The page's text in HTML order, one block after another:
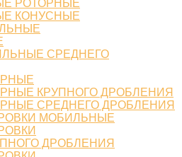
РОТОРНЫЕ
КОНУСНЫЕ
СРЕДНЕГО
КРУПНОГО ДРОБЛЕНИЯ
СРЕДНЕГО ДРОБЛЕНИЯ
МОБИЛЬНЫЕ
ДРОБЛЕНИЯ